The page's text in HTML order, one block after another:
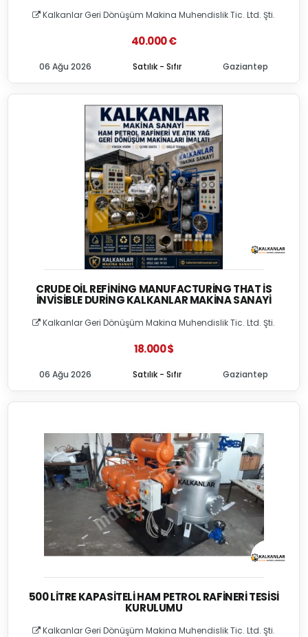
Kalkanlar Geri Dönüşüm Makina Muhendislik Tic. Ltd. Şti.
40.000 €
Satılık - Sıfır
06 Ağu 2026 Gaziantep
CRUDE OIL REFINING MANUFACTURING THAT İS
İNVISIBLE DURING KALKANLAR MAKINA SANAYI
Kalkanlar Geri Dönüşüm Makina Muhendislik Tic. Ltd. Şti.
18.000 $
Satılık - Sıfır
06 Ağu 2026 Gaziantep
500 LITRE KAPASITELI HAM PETROL RAFINERI TESISI
KURULUMU
Kalkanlar Geri Dönüşüm Makina Muhendislik Tic. Ltd. Şti.